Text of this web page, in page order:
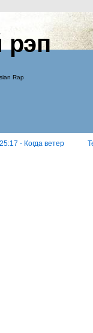
рэп
Rap
- Когда ветер